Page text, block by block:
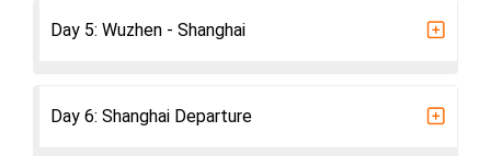
Day 5: Wuzhen - Shanghai
Day 6: Shanghai Departure